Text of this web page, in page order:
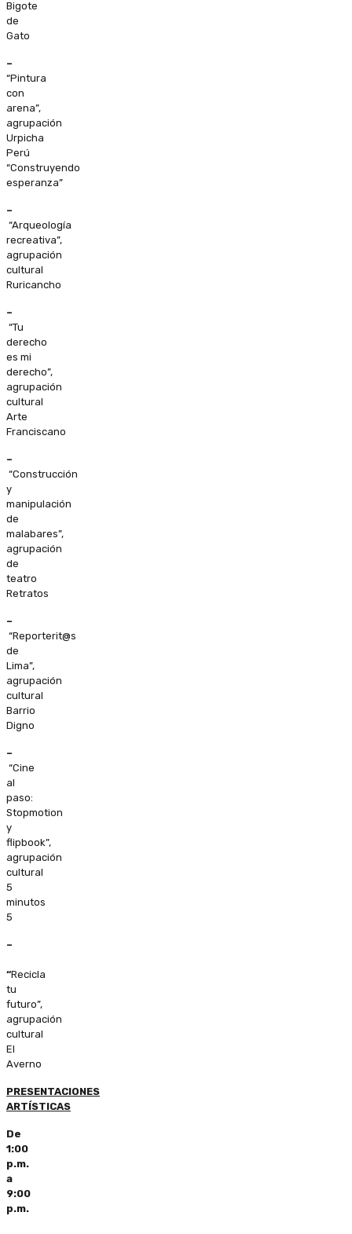
Bigote
de
Gato
–
“Pintura
con
arena”,
agrupación
Urpicha
Perú
“Construyendo
esperanza”
–
“Arqueología
recreativa”,
agrupación
cultural
Ruricancho
–
“Tu
derecho
es mi
derecho”,
agrupación
cultural
Arte
Franciscano
–
“Construcción
y
manipulación
de
malabares”,
agrupación
de
teatro
Retratos
–
“Reporterit@s
de
Lima”,
agrupación
cultural
Barrio
Digno
–
“Cine
al
paso:
Stopmotion
y
flipbook”,
agrupación
cultural
5
minutos
5
–
“Recicla
tu
futuro”,
agrupación
cultural
El
Averno
PRESENTACIONES
ARTÍSTICAS
De
1:00
p.m.
a
9:00
p.m.